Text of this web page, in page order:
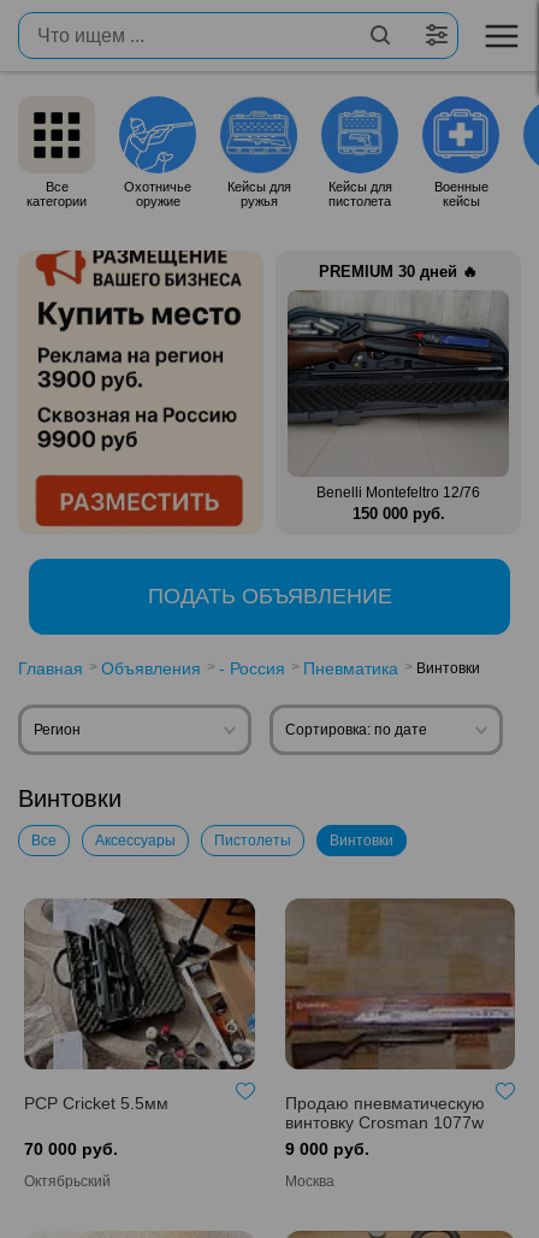
Все
категории
Охотничье
оружие
Кейсы для
ружья
Кейсы для
пистолета
Военные
кейсы
PREMIUM 30 дней 🔥
Продам итальянское ружье
Silma M70
80 000 руб.
Benelli Montefeltro 12/76
150 000 руб.
ПОДАТЬ ОБЪЯВЛЕНИЕ
Главная Объявления - Россия Пневматика Винтовки
Регион Сортировка: по дате
Винтовки
Все Аксессуары Пистолеты Винтовки
PCP Cricket 5.5мм
70 000 руб.
Октябрьский
Продаю пневматическую
винтовку Crosman 1077w
9 000 руб.
Москва